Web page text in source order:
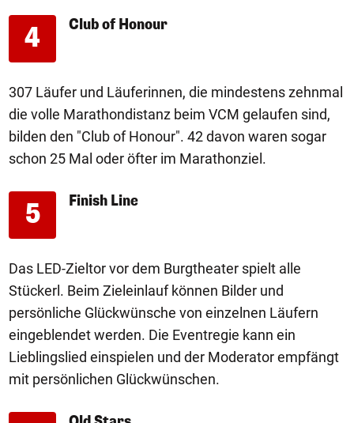
4 Club of Honour
307 Läufer und Läuferinnen, die mindestens zehnmal
die volle Marathondistanz beim VCM gelaufen sind,
bilden den "Club of Honour". 42 davon waren sogar
schon 25 Mal oder öfter im Marathonziel.
5 Finish Line
Das LED-Zieltor vor dem Burgtheater spielt alle
Stückerl. Beim Zieleinlauf können Bilder und
persönliche Glückwünsche von einzelnen Läufern
eingeblendet werden. Die Eventregie kann ein
Lieblingslied einspielen und der Moderator empfängt
mit persönlichen Glückwünschen.